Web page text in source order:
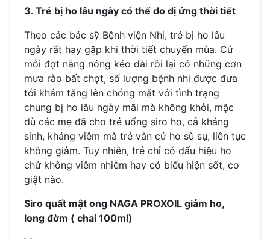
3. Trẻ bị ho lâu ngày có thể do dị ứng thời tiết
Theo các bác sỹ Bệnh viện Nhi, trẻ bị ho lâu
ngày rất hay gặp khi thời tiết chuyển mùa. Cứ
mỗi đợt nắng nóng kéo dài rồi lại có những cơn
mưa rào bất chợt, số lượng bệnh nhi được đưa
tới khám tăng lên chóng mặt với tình trạng
chung bị ho lâu ngày mãi mà không khỏi, mặc
dù các mẹ đã cho trẻ uống siro ho, cả kháng
sinh, kháng viêm mà trẻ vẫn cứ ho sù sụ, liên tục
không giảm. Tuy nhiên, trẻ chỉ có dấu hiệu ho
chứ không viêm nhiễm hay có biểu hiện sốt, co
giật nào.
Siro quất mật ong NAGA PROXOIL giảm ho,
long đờm ( chai 100ml)